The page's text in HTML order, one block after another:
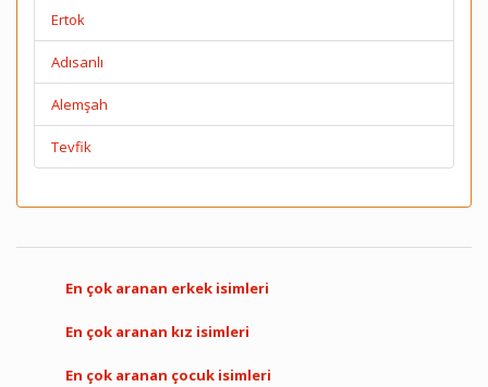
Ertok
Adısanlı
Alemşah
Tevfik
En çok aranan erkek isimleri
En çok aranan kız isimleri
En çok aranan çocuk isimleri